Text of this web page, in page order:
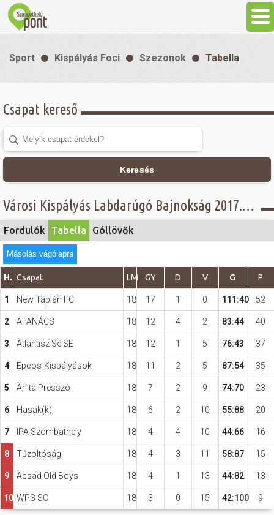
Látnivalók
Gasztronómia
Sport
Szabadidő
Hasznos
Sport Kispályás Foci Szezonok Tabella
Csapat kereső
Keresés
Városi Kispályás Labdarúgó Bajnokság 2017. - Tabella - III. B. osztály
Fordulók Tabella Góllövők
Másolás vágólapra
H. Csapat LM GY D V G P
1 New Táplán FC 18 17 1 0 111:40 52
2 ATANÁCS 18 12 4 2 83:44 40
3 Atlantisz Sé SE 18 12 1 5 76:43 37
4 Epcos-Kispályások 18 11 2 5 87:54 35
5 Anita Presszó 18 7 2 9 74:70 23
6 Hasak(k) 18 6 2 10 55:88 20
7 IPA Szombathely 18 4 4 10 44:66 16
8 Tűzoltóság 18 4 3 11 58:87 15
9 Acsád Old Boys 18 4 1 13 44:82 13
10 WPS SC 18 3 0 15 42:100 9